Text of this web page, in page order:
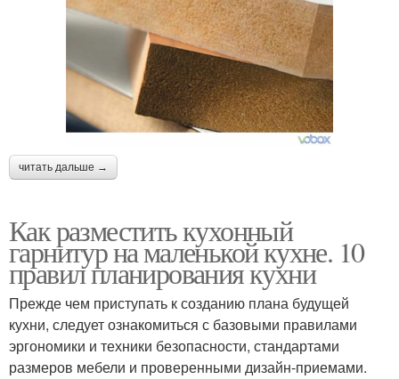
читать дальше →
Как разместить кухонный
гарнитур на маленькой кухне. 10
правил планирования кухни
Прежде чем приступать к созданию плана будущей
кухни, следует ознакомиться с базовыми правилами
эргономики и техники безопасности, стандартами
размеров мебели и проверенными дизайн-приемами.